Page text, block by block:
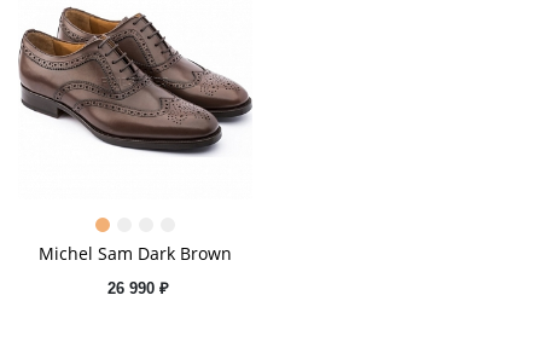
Michel Sam Dark Brown
26 990 ₽